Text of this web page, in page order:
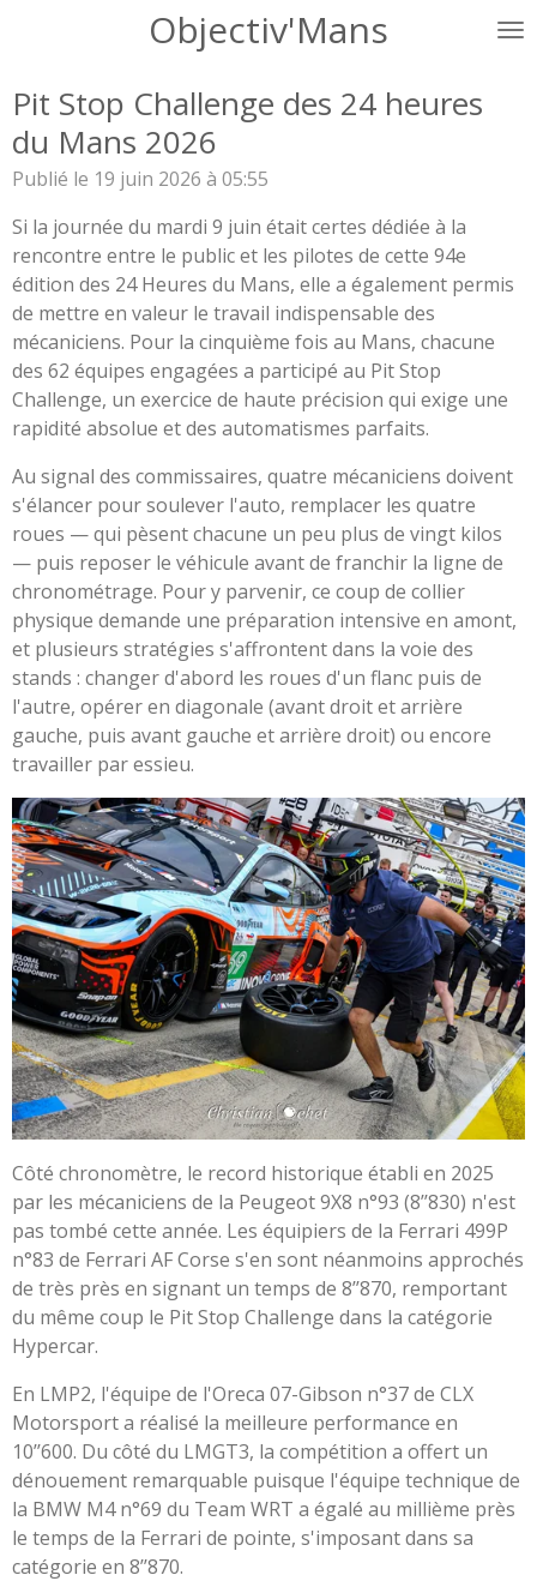
principal
Objectiv'Mans
Pit Stop Challenge des 24 heures
du Mans 2026
Publié le 19 juin 2026 à 05:55
Si la journée du mardi 9 juin était certes dédiée à la
rencontre entre le public et les pilotes de cette 94e
édition des 24 Heures du Mans, elle a également permis
de mettre en valeur le travail indispensable des
mécaniciens. Pour la cinquième fois au Mans, chacune
des 62 équipes engagées a participé au Pit Stop
Challenge, un exercice de haute précision qui exige une
rapidité absolue et des automatismes parfaits.
Au signal des commissaires, quatre mécaniciens doivent
s'élancer pour soulever l'auto, remplacer les quatre
roues — qui pèsent chacune un peu plus de vingt kilos
— puis reposer le véhicule avant de franchir la ligne de
chronométrage. Pour y parvenir, ce coup de collier
physique demande une préparation intensive en amont,
et plusieurs stratégies s'affrontent dans la voie des
stands : changer d'abord les roues d'un flanc puis de
l'autre, opérer en diagonale (avant droit et arrière
gauche, puis avant gauche et arrière droit) ou encore
travailler par essieu.
Côté chronomètre, le record historique établi en 2025
par les mécaniciens de la Peugeot 9X8 n°93 (8’’830) n'est
pas tombé cette année. Les équipiers de la Ferrari 499P
n°83 de Ferrari AF Corse s'en sont néanmoins approchés
de très près en signant un temps de 8’’870, remportant
du même coup le Pit Stop Challenge dans la catégorie
Hypercar.
En LMP2, l'équipe de l'Oreca 07-Gibson n°37 de CLX
Motorsport a réalisé la meilleure performance en
10’’600. Du côté du LMGT3, la compétition a offert un
dénouement remarquable puisque l'équipe technique de
la BMW M4 n°69 du Team WRT a égalé au millième près
le temps de la Ferrari de pointe, s'imposant dans sa
catégorie en 8’’870.